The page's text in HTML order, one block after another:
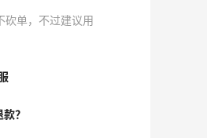
砍单，不过建议用
？